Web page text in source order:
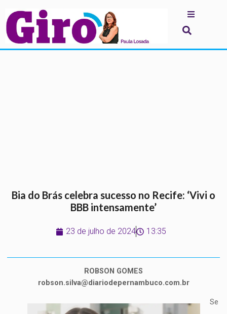
Bia do Brás celebra sucesso no Recife: ‘Vivi o
BBB intensamente’
23 de julho de 2024 13:35
ROBSON GOMES
robson.silva@diariodepernambuco.com.br
Se